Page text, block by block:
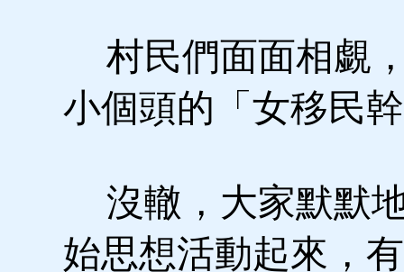
村民們面面相覷
小個頭的「女移民
沒轍，大家默默
始思想活動起來，